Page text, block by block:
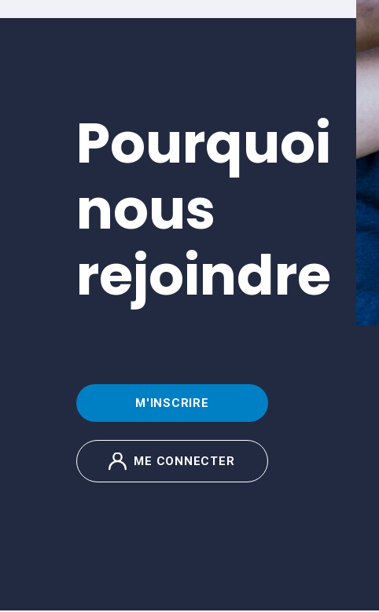
Pourquoi
nous
rejoindre
M'INSCRIRE
ME CONNECTER